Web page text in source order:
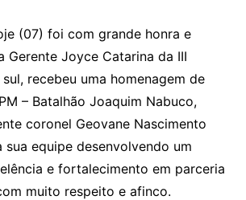
(07) foi com grande honra e
Gerente Joyce Catarina da III
sul, recebeu uma homenagem de
– Batalhão Joaquim Nabuco,
coronel Geovane Nascimento
sua equipe desenvolvendo um
e fortalecimento em parceria
muito respeito e afinco.